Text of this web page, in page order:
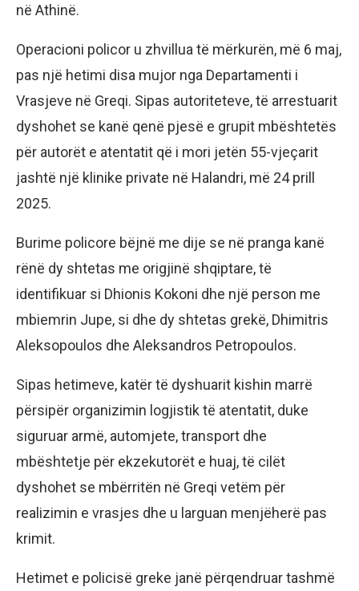
në Athinë.
Operacioni policor u zhvillua të mërkurën, më 6 maj,
pas një hetimi disa mujor nga Departamenti i
Vrasjeve në Greqi. Sipas autoriteteve, të arrestuarit
dyshohet se kanë qenë pjesë e grupit mbështetës
për autorët e atentatit që i mori jetën 55-vjeçarit
jashtë një klinike private në Halandri, më 24 prill
2025.
Burime policore bëjnë me dije se në pranga kanë
rënë dy shtetas me origjinë shqiptare, të
identifikuar si Dhionis Kokoni dhe një person me
mbiemrin Jupe, si dhe dy shtetas grekë, Dhimitris
Aleksopoulos dhe Aleksandros Petropoulos.
Sipas hetimeve, katër të dyshuarit kishin marrë
përsipër organizimin logjistik të atentatit, duke
siguruar armë, automjete, transport dhe
mbështetje për ekzekutorët e huaj, të cilët
dyshohet se mbërritën në Greqi vetëm për
realizimin e vrasjes dhe u larguan menjëherë pas
krimit.
Hetimet e policisë greke janë përqendruar tashmë